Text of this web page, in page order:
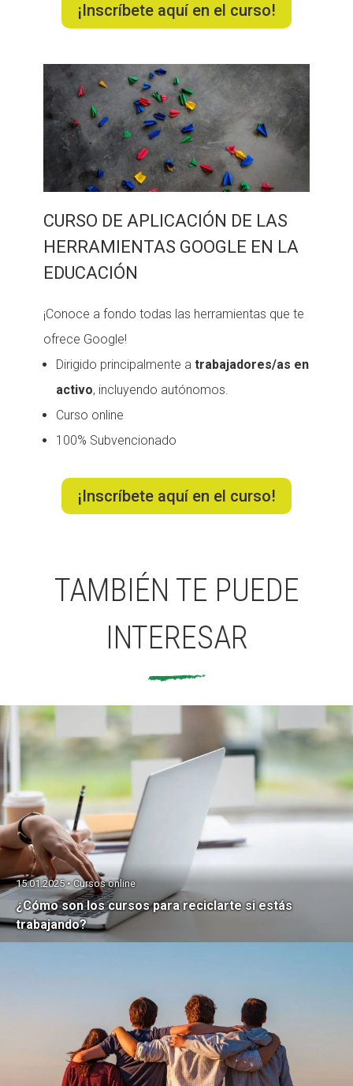
¡Inscríbete aquí en el curso!
CURSO DE APLICACIÓN DE LAS
HERRAMIENTAS GOOGLE EN LA
EDUCACIÓN
¡Conoce a fondo todas las herramientas que te
ofrece Google!
Dirigido principalmente a trabajadores/as en
activo, incluyendo autónomos.
Curso online
100% Subvencionado
¡Inscríbete aquí en el curso!
TAMBIÉN TE PUEDE
INTERESAR
¿Cómo son los cursos para reciclarte si estás
trabajando?
15.01.2025 • Cursos online